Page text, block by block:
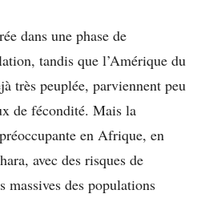
dans une phase de
tandis que l’Amérique du
très peuplée, parviennent peu
de fécondité. Mais la
en Afrique, en
avec des risques de
massives des populations